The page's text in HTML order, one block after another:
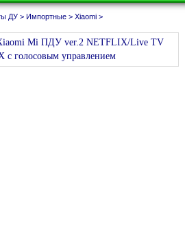
ДУ > Импортные > Xiaomi >